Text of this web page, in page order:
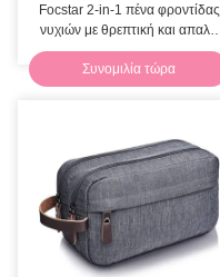
Focstar 2-in-1 πένα φροντίδας
νυχιών με θρεπτική και απαλή
απολέπιση
Συνομιλία τώρα